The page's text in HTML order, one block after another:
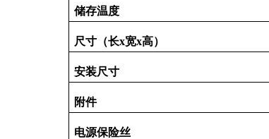
储存温度
尺寸（长x宽x高）
安装尺寸
附件
电源保险丝